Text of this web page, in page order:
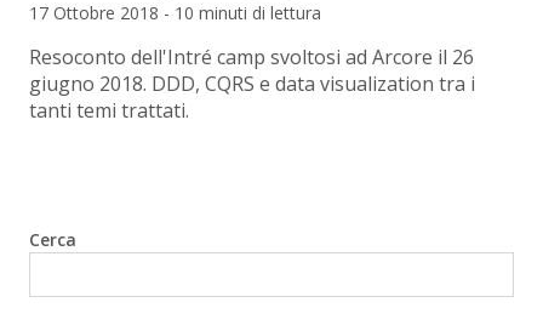
17 Ottobre 2018 - 10 minuti di lettura
Resoconto dell'Intré camp svoltosi ad Arcore il 26
giugno 2018. DDD, CQRS e data visualization tra i
tanti temi trattati.
Cerca